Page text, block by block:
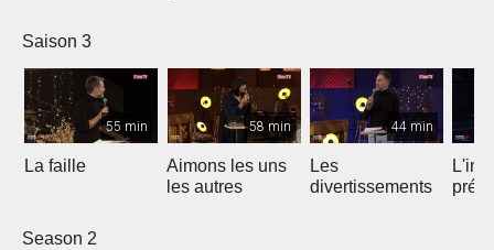
Saison 3
55 min
La faille
58 min
Aimons les uns
les autres
44 min
Les
divertissements
Season 2